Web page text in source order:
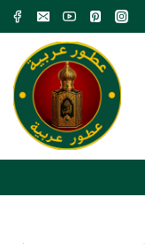
Skip
content